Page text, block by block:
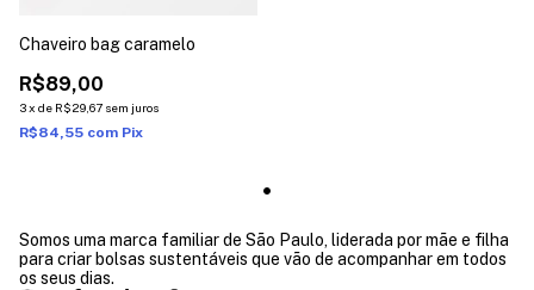
Chaveiro bag caramelo
R$89,00
3x de R$29,67 sem juros
R$84,55 com Pix
Somos uma marca familiar de São Paulo, liderada por mãe e filha
para criar bolsas sustentáveis que vão de acompanhar em todos
os seus dias.